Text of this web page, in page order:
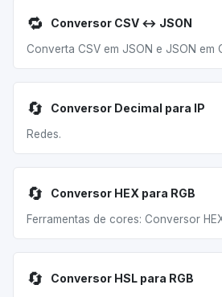
🔁 Conversor CSV ↔ JSON
Converta CSV em JSON e JSON em
🔄 Conversor Decimal para IP
Redes.
🔄 Conversor HEX para RGB
Ferramentas de cores: Conversor
🔄 Conversor HSL para RGB